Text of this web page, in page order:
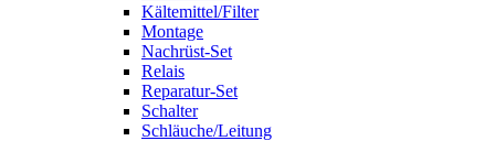
Kältemittel/Filter
Montage
Nachrüst-Set
Relais
Reparatur-Set
Schalter
Schläuche/Leitung